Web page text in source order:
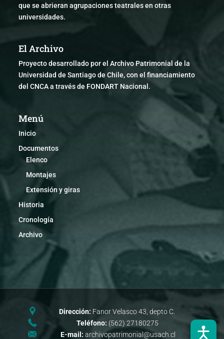
que se abrieran agrupaciones teatrales en otras
universidades.
El Archivo
Proyecto desarrollado por el Archivo Patrimonial de la
Universidad de Santiago de Chile, con el financiamiento
del CNCA a través de FONDART Nacional.
Menú
Inicio
Documentos
Elenco
Montajes
Extensión y giras
Historia
Cronología
Archivo
Dirección: Fanor Velasco 43, depto C.
Teléfono: (562) 27180275
E-mail: archivopatrimonial@usach.cl